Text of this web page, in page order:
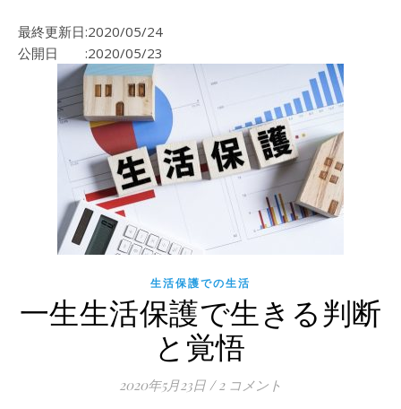
最終更新日:2020/05/24
公開日 :2020/05/23
生活保護での生活
一生生活保護で生きる判断
と覚悟
2020年5月23日 / 2 コメント